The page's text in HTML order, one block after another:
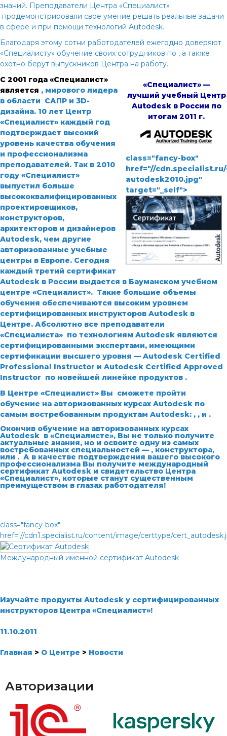
знаний. Преподаватели Центра «Специалист»
продемонстрировали свое умение решать реальные задачи
в сфере и при помощи технологий Autodesk.
Благодаря этому сотни работодателей ежегодно доверяют
«Специалисту» обучение своих сотрудников по , а также
охотно берут выпускников Центра на работу.
«Специалист» —
лучший учебный Центр
Autodesk в России по
итогам 2011 г.
class="fancy-box"
href="//
autodesk2010.jpg"
target="_self">
С 2001 года «Специалист»
является , мирового лидера
в области САПР и 3D-
дизайна. 10 лет Центр
«Специалист» каждый год
подтверждает высокий
уровень качества обучения
и профессионализма
преподавателей. Так в 2010
году «Специалист»
выпустил больше
высококвалифицированных
проектировщиков,
конструкторов,
архитекторов и дизайнеров
Autodesk, чем другие
авторизованные учебные
центры в Европе. Сегодня
каждый третий сертификат
Autodesk в России выдается в Бауманском учебном
центре «Специалист». Такие большие объемы
обучения обеспечиваются высоким уровнем
сертифицированных инструкторов Autodesk в
Центре. Абсолютно все преподаватели
«Специалиста» по технологиям Autodesk являются
сертифицированными экспертами, имеющими
сертификации высшего уровня — Autodesk Certified
Professional Instructor и Autodesk Certified Approved
Instructor по новейшей линейке продуктов .
В Центре «Специалист» Вы сможете пройти
обучение на авторизованных курсах Autodesk по
самым востребованным продуктам Autodesk: , , и .
Окончив обучение на авторизованных курсах
Autodesk в «Специалисте», Вы не только получите
актуальные знания, но и освоите одну из самых
востребованных специальностей — , конструктора,
или . А в качестве подтверждения вашего высокого
профессионализма Вы получите международный
сертификат Autodesk и свидетельство Центра
«Специалист», которые станут существенным
преимуществом в глазах работодателя!
class="fancy-box"
href="//cdn1.specialist.ru/content/image/certtype/
Международный именной сертификат Autodesk
Изучайте продукты Autodesk у сертифицированных
инструкторов Центра «Специалист»!
11.10.2011
Главная > О Центре > Новости
Авторизации